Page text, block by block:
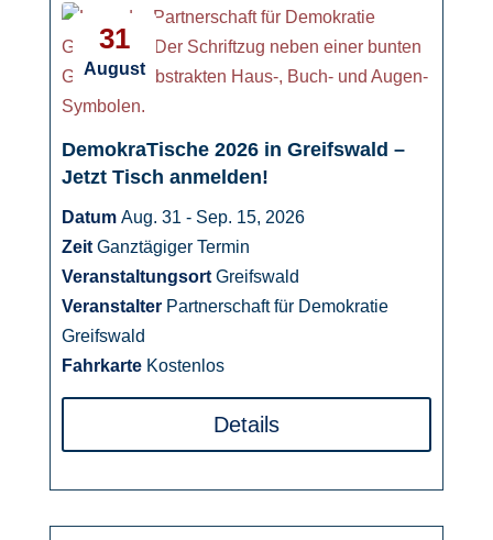
31
August
DemokraTische 2026 in Greifswald –
Jetzt Tisch anmelden!
Datum Aug. 31 - Sep. 15, 2026
Zeit Ganztägiger Termin
Veranstaltungsort Greifswald
Veranstalter Partnerschaft für Demokratie
Greifswald
Fahrkarte Kostenlos
Details